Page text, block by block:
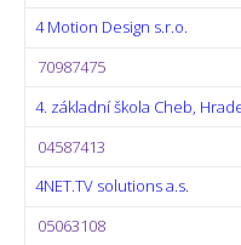
4 Motion Design s.r.o.
70987475
4. základní škola Cheb,
04587413
4NET.TV solutions a.s.
05063108